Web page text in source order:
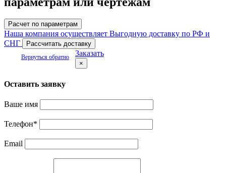
Расчет по параметрам
Наша компания осуществляет Выгодную доставку по РФ и
СНГ
Рассчитать доставку
Вернуться обратно Заказать
×
Оставить заявку
Ваше имя
Телефон*
Email